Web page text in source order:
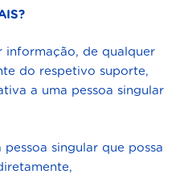
informação, de qualquer
do respetivo suporte,
a uma pessoa singular
singular que possa